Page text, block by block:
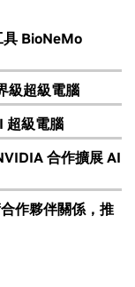
具 BioNeMo
級超級電腦
超級電腦
合作擴展 AI
作夥伴關係，推